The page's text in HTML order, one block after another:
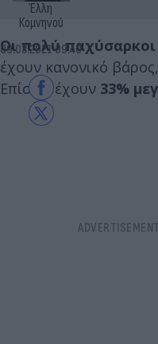
Έλλη
Κομνηνού
09.03.2021 09:40
Οι πολύ παχύσαρκοι
έχουν κανονικό
Επίσης, έχουν 33%